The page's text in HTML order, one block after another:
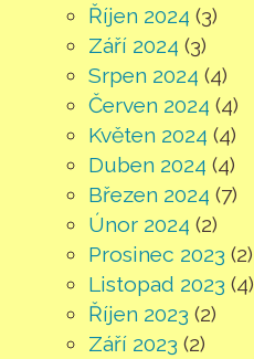
Říjen 2024 (3)
Září 2024 (3)
Srpen 2024 (4)
Červen 2024 (4)
Květen 2024 (4)
Duben 2024 (4)
Březen 2024 (7)
Únor 2024 (2)
Prosinec 2023 (2)
Listopad 2023 (4)
Říjen 2023 (2)
Září 2023 (2)